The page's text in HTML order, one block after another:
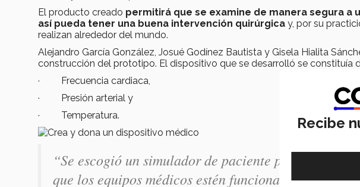
El producto creado permitirá que se examine de manera segura
así pueda tener una buena intervención quirúrgica y, por su
realizan alrededor del mundo.
Alejandro García González, Josué Godínez Bautista y Gisela Hialita
construcción del prototipo. El dispositivo que se desarrolló se constituía
· Frecuencia cardiaca,
· Presión arterial y
· Temperatura.
“Se escogió un simulador de paciente porque es
que los equipos médicos estén funcionando
Recibe